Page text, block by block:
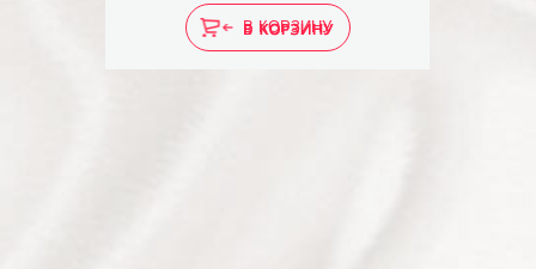
В КОРЗИНУ